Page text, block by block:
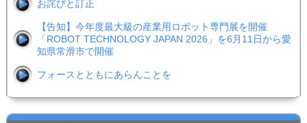
お詫びと訂正
【告知】今年度最大級の産業用ロボット専門展を開催
「ROBOT TECHNOLOGY JAPAN 2026」を6月11日から愛
知県常滑市で開催
フォースとともにあらんことを